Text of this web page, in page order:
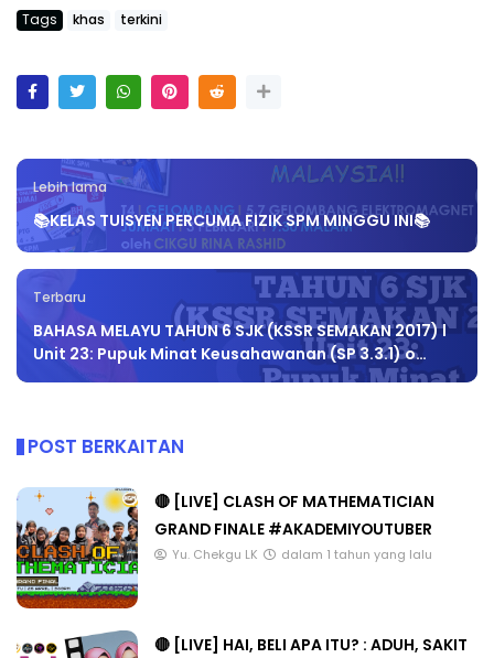
Tags khas terkini
Lebih lama
📚KELAS TUISYEN PERCUMA FIZIK SPM MINGGU INI📚
Terbaru
BAHASA MELAYU TAHUN 6 SJK (KSSR SEMAKAN 2017) l
Unit 23: Pupuk Minat Keusahawanan (SP 3.3.1) o…
POST BERKAITAN
🔴 [LIVE] CLASH OF MATHEMATICIAN
GRAND FINALE #AKADEMIYOUTUBER
Yu. Chekgu LK dalam 1 tahun yang lalu
🔴 [LIVE] HAI, BELI APA ITU? : ADUH, SAKIT